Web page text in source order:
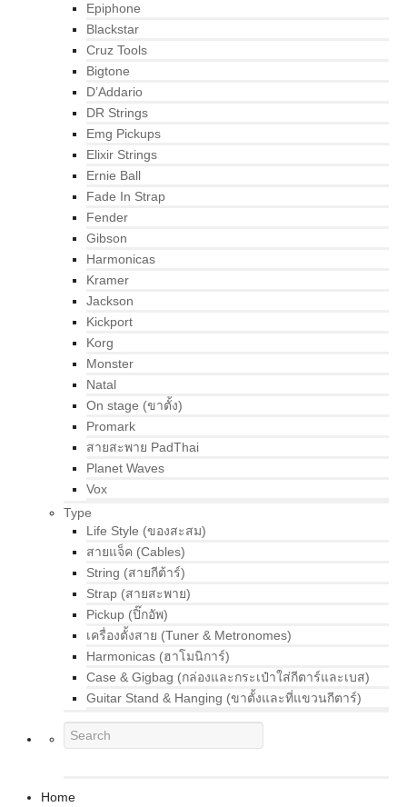
Epiphone
Blackstar
Cruz Tools
Bigtone
D’Addario
DR Strings
Emg Pickups
Elixir Strings
Ernie Ball
Fade In Strap
Fender
Gibson
Harmonicas
Kramer
Jackson
Kickport
Korg
Monster
Natal
On stage (ขาตั้ง)
Promark
สายสะพาย PadThai
Planet Waves
Vox
Type
Life Style (ของสะสม)
สายแจ็ค (Cables)
String (สายกีต้าร์)
Strap (สายสะพาย)
Pickup (ปิ๊กอัพ)
เครื่องตั้งสาย (Tuner & Metronomes)
Harmonicas (ฮาโมนิการ์)
Case & Gigbag (กล่องและกระเป๋าใส่กีตาร์และเบส)
Guitar Stand & Hanging (ขาตั้งและที่แขวนกีตาร์)
Home